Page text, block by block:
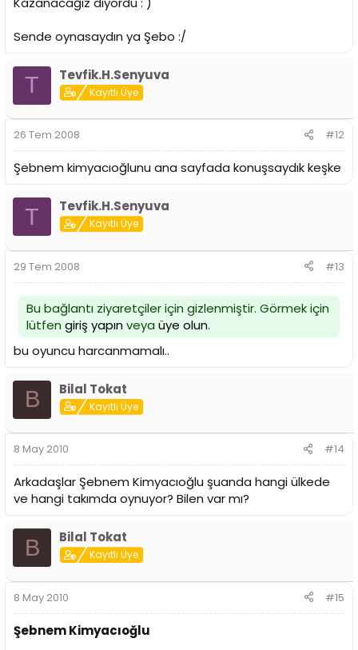
Sende oynasaydın ya Şebo :/
T Tevfik.H.Senyuva
Kayıtlı Üye
26 Tem 2008 #12
Şebnem kimyacıoğlunu ana sayfada konuşsaydık keşke
T Tevfik.H.Senyuva
Kayıtlı Üye
29 Tem 2008 #13
Bu bağlantı ziyaretçiler için gizlenmiştir. Görmek için
lütfen giriş yapınveya üye olun.
bu oyuncu harcanmamalı..
B Bilal Tokat
Kayıtlı Üye
8 May 2010 #14
Arkadaşlar Şebnem Kimyacıoğlu şuanda hangi ülkede
ve hangi takımda oynuyor? Bilen var mı?
B Bilal Tokat
Kayıtlı Üye
8 May 2010 #15
Şebnem Kimyacıoğlu